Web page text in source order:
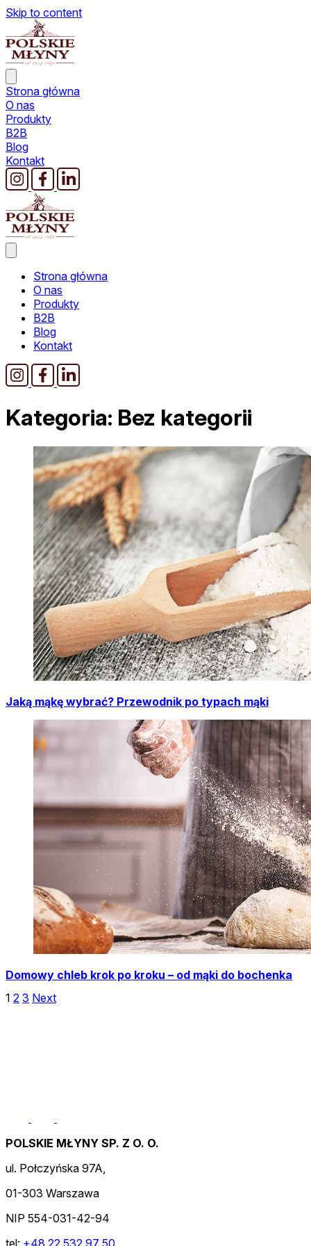
Skip to content
Strona główna
O nas
Produkty
B2B
Blog
Kontakt
Strona główna
O nas
Produkty
B2B
Blog
Kontakt
Kategoria: Bez kategorii
Jaką mąkę wybrać? Przewodnik po typach mąki
Domowy chleb krok po kroku – od mąki do bochenka
Posts navigation
1 2 3 Next
POLSKIE MŁYNY SP. Z O. O.
ul. Połczyńska 97A,
01-303 Warszawa
NIP 554-031-42-94